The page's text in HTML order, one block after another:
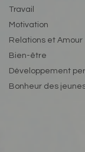
Travail
Motivation
Relations et Amour
Bien-être
Développement
Bonheur des